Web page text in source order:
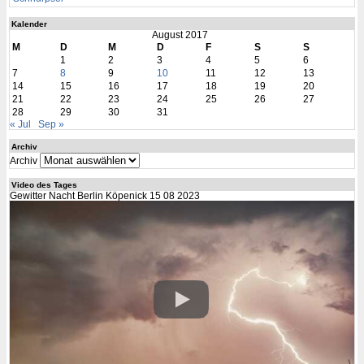
Kalender
August 2017
M
D M D F S
S
1
2 3 4 5
6
7
8 9 10 11 12
13
14
15 16 17 18 19
20
21
22 23 24 25 26
27
28
29 30
31
« Jul
Sep »
Archiv
Archiv
Video des Tages
Gewitter Nacht Berlin Köpenick 15 08 2023